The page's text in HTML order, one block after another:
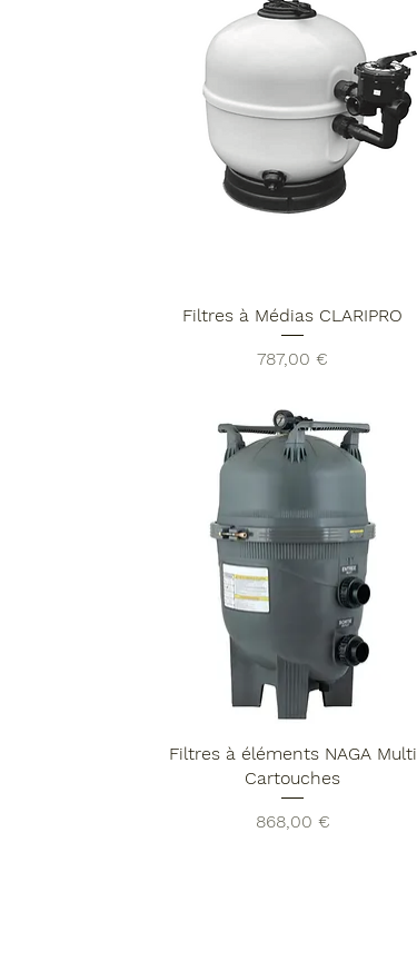
Filtres à Médias CLARIPRO
Prix
787,00 €
Filtres à éléments NAGA Multi
Cartouches
Prix
868,00 €